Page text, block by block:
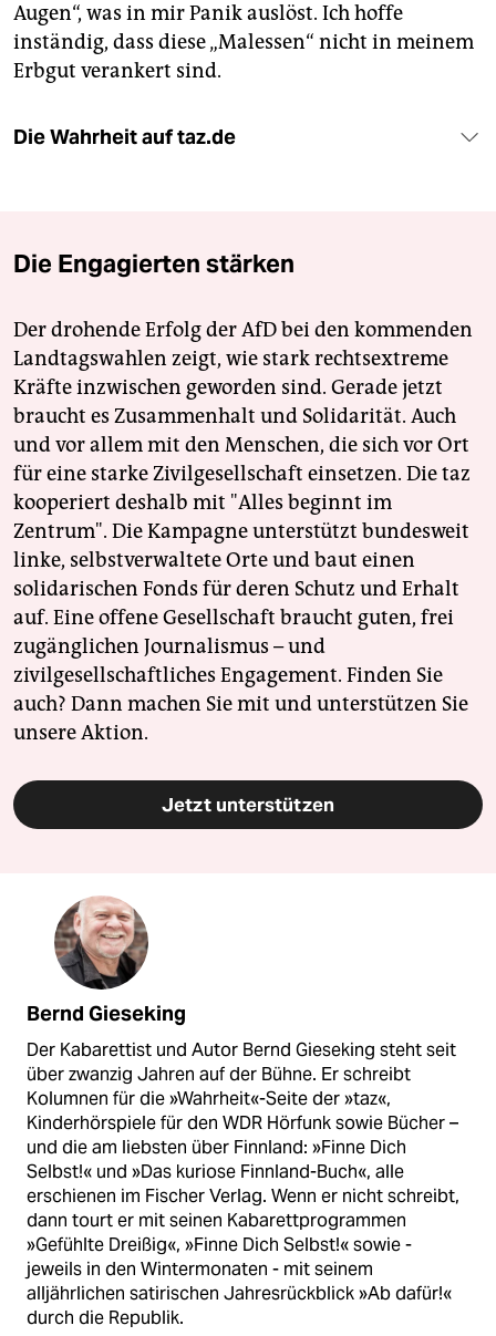
Augen“, was in mir Panik auslöst. Ich hoffe
inständig, dass diese „Malessen“ nicht in meinem
Erbgut verankert sind.
Die Wahrheit auf taz.de
Die Engagierten stärken
Der drohende Erfolg der AfD bei den kommenden
Landtagswahlen zeigt, wie stark rechtsextreme
Kräfte inzwischen geworden sind. Gerade jetzt
braucht es Zusammenhalt und Solidarität. Auch
und vor allem mit den Menschen, die sich vor Ort
für eine starke Zivilgesellschaft einsetzen. Die taz
kooperiert deshalb mit "Alles beginnt im
Zentrum". Die Kampagne unterstützt bundesweit
linke, selbstverwaltete Orte und baut einen
solidarischen Fonds für deren Schutz und Erhalt
auf. Eine offene Gesellschaft braucht guten, frei
zugänglichen Journalismus – und
zivilgesellschaftliches Engagement. Finden Sie
auch? Dann machen Sie mit und unterstützen Sie
unsere Aktion.
Jetzt unterstützen
Bernd Gieseking
Der Kabarettist und Autor Bernd Gieseking steht seit
über zwanzig Jahren auf der Bühne. Er schreibt
Kolumnen für die »Wahrheit«-Seite der »taz«,
Kinderhörspiele für den WDR Hörfunk sowie Bücher –
und die am liebsten über Finnland: »Finne Dich
Selbst!« und »Das kuriose Finnland-Buch«, alle
erschienen im Fischer Verlag. Wenn er nicht schreibt,
dann tourt er mit seinen Kabarettprogrammen
»Gefühlte Dreißig«, »Finne Dich Selbst!« sowie -
jeweils in den Wintermonaten - mit seinem
alljährlichen satirischen Jahresrückblick »Ab dafür!«
durch die Republik.